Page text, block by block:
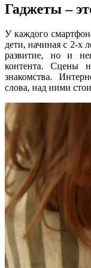
Гаджеты –
У каждого
дети, начиная с 2-х
развитие, но и
контента. Сцены
знакомства.
слова, над ними